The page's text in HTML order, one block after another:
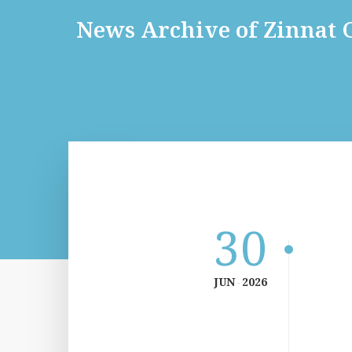
News Archive of Zinnat
30
JUN- 2026